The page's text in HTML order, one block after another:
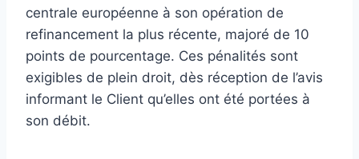
centrale européenne à son opération de
refinancement la plus récente, majoré de 10
points de pourcentage. Ces pénalités sont
exigibles de plein droit, dès réception de l’avis
informant le Client qu’elles ont été portées à
son débit.